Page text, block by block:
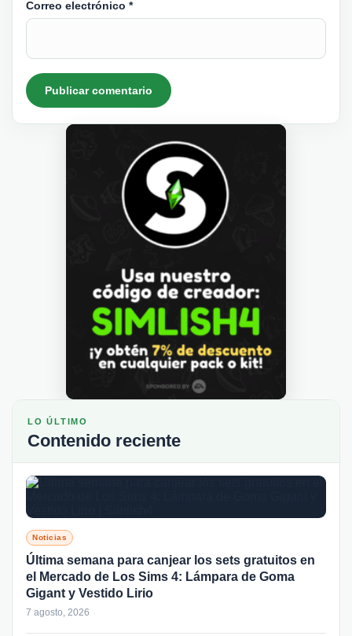
Correo electrónico *
LO ÚLTIMO
Contenido reciente
Noticias
Última semana para canjear los sets gratuitos en
el Mercado de Los Sims 4: Lámpara de Goma
Gigant y Vestido Lirio
7 agosto, 2026